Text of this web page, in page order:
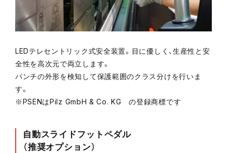
LEDテレセントリック式安全装置。目に優しく、生産性と安
全性を高次元で両立します。
パンチの外形を検知して保護範囲のクラス分けを行いま
す。
※PSENはPilz GmbH & Co. KG の登録商標です
自動スライドフットペダル
（推奨オプション）